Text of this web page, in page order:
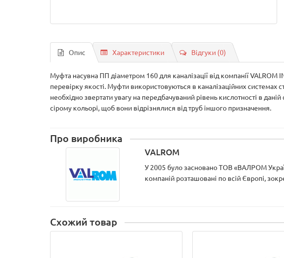
Опис Характеристики Відгуки (0)
Муфта насувна ПП діаметром 160 для каналізації від компанії
перевірку якості. Муфти використовуються в каналізаційних
необхідно звертати увагу на передбачуваний рівень кислотності в
сірому кольорі, щоб вони відрізнялися від труб іншого призначення.
Про виробника
VALROM
У 2005 було засновано ТОВ «ВАЛРОМ
компаній розташовані по всій Європі,
Схожий товар